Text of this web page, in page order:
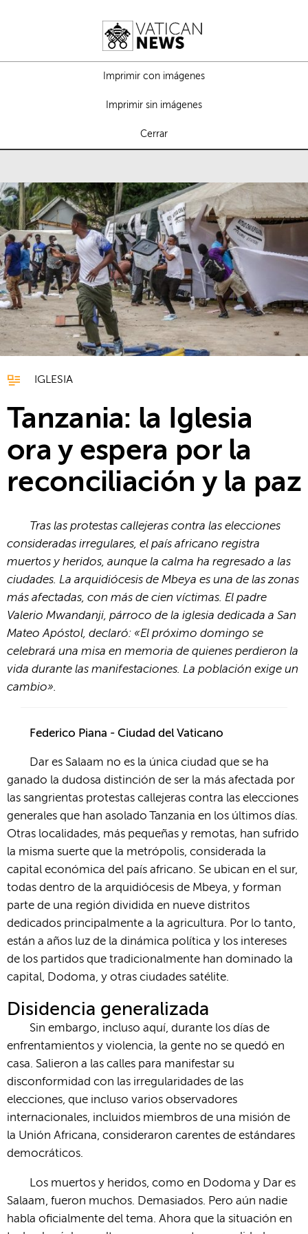
Imprimir con imágenes
Imprimir sin imágenes
Cerrar
IGLESIA
Tanzania: la Iglesia
ora y espera por la
reconciliación y la paz
Tras las protestas callejeras contra las elecciones
consideradas irregulares, el país africano registra
muertos y heridos, aunque la calma ha regresado a las
ciudades. La arquidiócesis de Mbeya es una de las zonas
más afectadas, con más de cien víctimas. El padre
Valerio Mwandanji, párroco de la iglesia dedicada a San
Mateo Apóstol, declaró: «El próximo domingo se
celebrará una misa en memoria de quienes perdieron la
vida durante las manifestaciones. La población exige un
cambio».
Federico Piana - Ciudad del Vaticano
Dar es Salaam no es la única ciudad que se ha
ganado la dudosa distinción de ser la más afectada por
las sangrientas protestas callejeras contra las elecciones
generales que han asolado Tanzania en los últimos días.
Otras localidades, más pequeñas y remotas, han sufrido
la misma suerte que la metrópolis, considerada la
capital económica del país africano. Se ubican en el sur,
todas dentro de la arquidiócesis de Mbeya, y forman
parte de una región dividida en nueve distritos
dedicados principalmente a la agricultura. Por lo tanto,
están a años luz de la dinámica política y los intereses
de los partidos que tradicionalmente han dominado la
capital, Dodoma, y ​​otras ciudades satélite.
Disidencia generalizada
Sin embargo, incluso aquí, durante los días de
enfrentamientos y violencia, la gente no se quedó en
casa. Salieron a las calles para manifestar su
disconformidad con las irregularidades de las
elecciones, que incluso varios observadores
internacionales, incluidos miembros de una misión de
la Unión Africana, consideraron carentes de estándares
democráticos.
Los muertos y heridos, como en Dodoma y Dar es
Salaam, fueron muchos. Demasiados. Pero aún nadie
habla oficialmente del tema. Ahora que la situación en